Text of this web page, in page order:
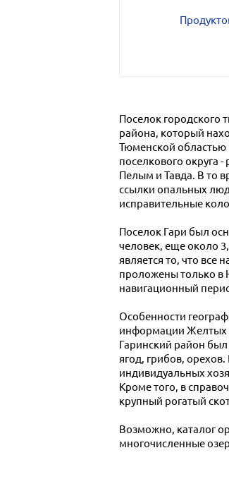
Поселок городского
района, который
Тюменской областью
поселкового округа
Пелым и Тавда. В то
ссылки опальных
исправительные
Поселок Гари был
человек, еще около
является то, что все
проложены только в
навигационный
Особенности
информации Желтых
Гаринский район
ягод, грибов,
индивидуальных
Кроме того, в
крупный рогатый
Возможно, каталог
многочисленные